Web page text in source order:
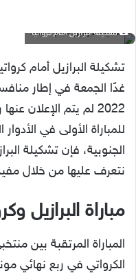
تشكيلة البرازيل أمام كرواتيا
تشكيلة البرازيل أمام
غدًا الجمعة في إطار
2022 لم يتم الإعلان
للمباراة الأولى في
الجنوبية، فإن تشكيلة
نتعرف عليها من خلال
مباراة البرازيل
المباراة المرتقبة بين